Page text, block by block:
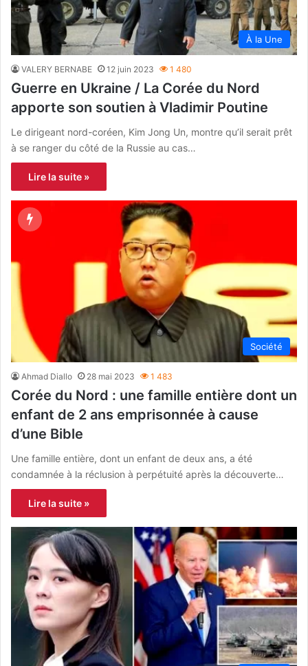
À la Une
VALERY BERNABE 12 juin 2023 1 480
Guerre en Ukraine / La Corée du Nord
apporte son soutien à Vladimir Poutine
Le dirigeant nord-coréen, Kim Jong Un, montre qu’il serait prêt
à se ranger du côté de la Russie au cas…
Lire la suite »
Société
Ahmad Diallo 28 mai 2023 1 483
Corée du Nord : une famille entière dont un
enfant de 2 ans emprisonnée à cause
d’une Bible
Une famille entière, dont un enfant de deux ans, a été
condamnée à la réclusion à perpétuité après la découverte…
Lire la suite »